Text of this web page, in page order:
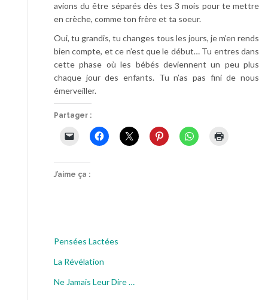
avions du être séparés dès tes 3 mois pour te mettre
en crèche, comme ton frère et ta soeur.
Oui, tu grandis, tu changes tous les jours, je m’en rends
bien compte, et ce n’est que le début… Tu entres dans
cette phase où les bébés deviennent un peu plus
chaque jour des enfants. Tu n’as pas fini de nous
émerveiller.
Partager :
J’aime ça :
Pensées Lactées
La Révélation
Ne Jamais Leur Dire …